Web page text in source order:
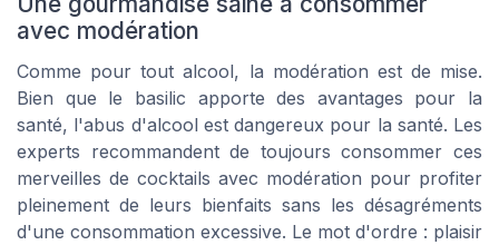
avec modération
Comme pour tout alcool, la modération est de mise.
Bien que le basilic apporte des avantages pour la
santé, l'abus d'alcool est dangereux pour la santé. Les
experts recommandent de toujours consommer ces
merveilles de cocktails avec modération pour profiter
pleinement de leurs bienfaits sans les désagréments
d'une consommation excessive. Le mot d'ordre : plaisir